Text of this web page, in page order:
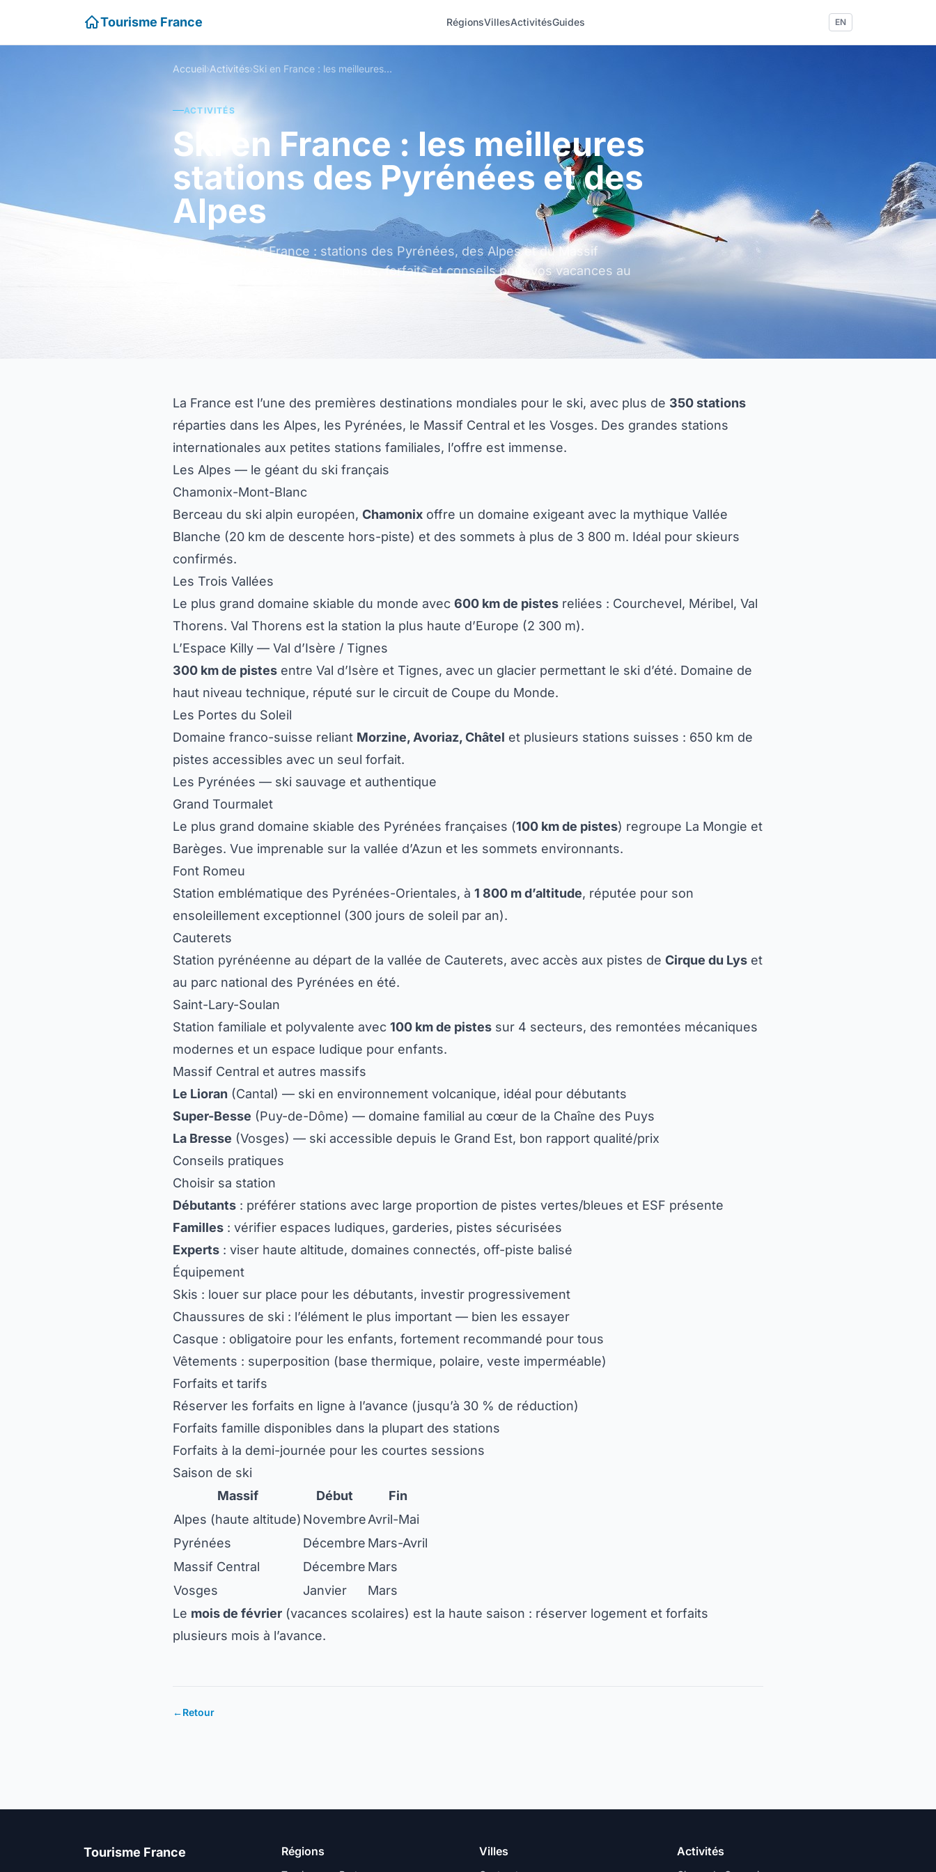
Tourisme France RégionsVillesActivitésGuides EN
Accueil›Activités› Ski en France : les meilleures stations des Pyrénées et des Alpes
ACTIVITÉS
Ski en France : les meilleures
stations des Pyrénées et des
Alpes
Guide du ski en France : stations des Pyrénées, des Alpes et du Massif
Central. Domaines skiables, pistes, forfaits et conseils pour vos vacances au
La France est l’une des premières destinations mondiales pour le ski, avec plus de 350 stations
réparties dans les Alpes, les Pyrénées, le Massif Central et les Vosges. Des grandes stations
internationales aux petites stations familiales, l’offre est immense.
Les Alpes — le géant du ski français
Chamonix-Mont-Blanc
Berceau du ski alpin européen, Chamonix offre un domaine exigeant avec la mythique Vallée
Blanche (20 km de descente hors-piste) et des sommets à plus de 3 800 m. Idéal pour skieurs
confirmés.
Les Trois Vallées
Le plus grand domaine skiable du monde avec 600 km de pistes reliées : Courchevel, Méribel, Val
Thorens. Val Thorens est la station la plus haute d’Europe (2 300 m).
L’Espace Killy — Val d’Isère / Tignes
300 km de pistes entre Val d’Isère et Tignes, avec un glacier permettant le ski d’été. Domaine de
haut niveau technique, réputé sur le circuit de Coupe du Monde.
Les Portes du Soleil
Domaine franco-suisse reliant Morzine, Avoriaz, Châtel et plusieurs stations suisses : 650 km de
pistes accessibles avec un seul forfait.
Les Pyrénées — ski sauvage et authentique
Grand Tourmalet
Le plus grand domaine skiable des Pyrénées françaises (100 km de pistes) regroupe La Mongie et
Barèges. Vue imprenable sur la vallée d’Azun et les sommets environnants.
Font Romeu
Station emblématique des Pyrénées-Orientales, à 1 800 m d’altitude, réputée pour son
ensoleillement exceptionnel (300 jours de soleil par an).
Cauterets
Station pyrénéenne au départ de la vallée de Cauterets, avec accès aux pistes de Cirque du Lys et
au parc national des Pyrénées en été.
Saint-Lary-Soulan
Station familiale et polyvalente avec 100 km de pistes sur 4 secteurs, des remontées mécaniques
modernes et un espace ludique pour enfants.
Massif Central et autres massifs
Le Lioran (Cantal) — ski en environnement volcanique, idéal pour débutants
Super-Besse (Puy-de-Dôme) — domaine familial au cœur de la Chaîne des Puys
La Bresse (Vosges) — ski accessible depuis le Grand Est, bon rapport qualité/prix
Conseils pratiques
Choisir sa station
Débutants : préférer stations avec large proportion de pistes vertes/bleues et ESF présente
Familles : vérifier espaces ludiques, garderies, pistes sécurisées
Experts : viser haute altitude, domaines connectés, off-piste balisé
Équipement
Skis : louer sur place pour les débutants, investir progressivement
Chaussures de ski : l’élément le plus important — bien les essayer
Casque : obligatoire pour les enfants, fortement recommandé pour tous
Vêtements : superposition (base thermique, polaire, veste imperméable)
Forfaits et tarifs
Réserver les forfaits en ligne à l’avance (jusqu’à 30 % de réduction)
Forfaits famille disponibles dans la plupart des stations
Forfaits à la demi-journée pour les courtes sessions
Saison de ski
Massif
Début
Fin
Alpes (haute altitude) NovembreAvril-Mai
Pyrénées
Décembre Mars-Avril
Massif Central
Décembre Mars
Vosges
Janvier
Mars
Le mois de février (vacances scolaires) est la haute saison : réserver logement et forfaits
plusieurs mois à l’avance.
←Retour
Tourisme France Régions Villes Activités